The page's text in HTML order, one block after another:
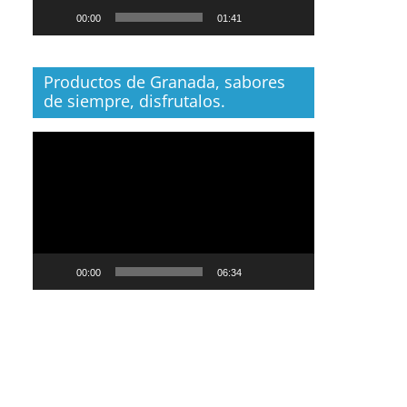
00:00 01:41
Productos de Granada, sabores
de siempre, disfrutalos.
00:00 06:34